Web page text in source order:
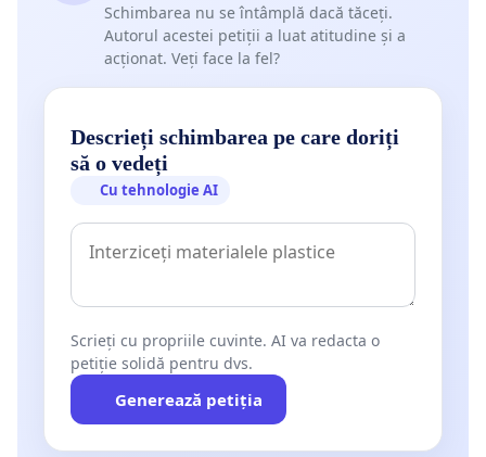
Schimbarea nu se întâmplă dacă tăceți.
Autorul acestei petiții a luat atitudine și a
acționat. Veți face la fel?
Descrieți schimbarea pe care doriți
să o vedeți
Cu tehnologie AI
Scrieți cu propriile cuvinte. AI va redacta o
petiție solidă pentru dvs.
Generează petiția